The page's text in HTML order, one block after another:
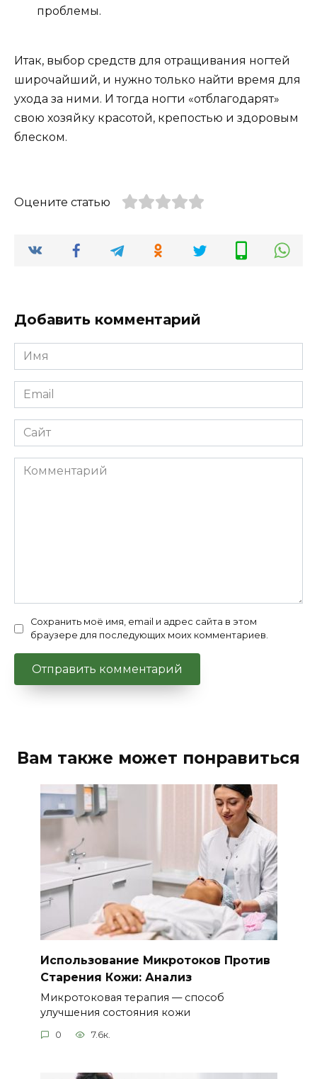
проблемы.
Итак, выбор средств для отращивания ногтей
широчайший, и нужно только найти время для
ухода за ними. И тогда ногти «отблагодарят»
свою хозяйку красотой, крепостью и здоровым
блеском.
Оцените статью
Добавить комментарий
Имя
*
Email
*
Сайт
Комментарий
Сохранить моё имя, email и адрес сайта в этом
браузере для последующих моих комментариев.
Вам также может понравиться
Использование Микротоков Против
Старения Кожи: Анализ
Микротоковая терапия — способ
улучшения состояния кожи
0 7.6к.